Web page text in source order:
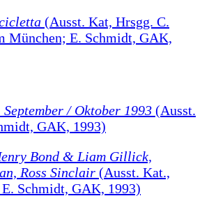
(Ausst. Kat, Hrsgg. C.
München; E. Schmidt, GAK,
/ Oktober 1993 (Ausst.
GAK, 1993)
Bond & Liam Gillick,
Ross Sinclair (Ausst. Kat.,
Schmidt, GAK, 1993)